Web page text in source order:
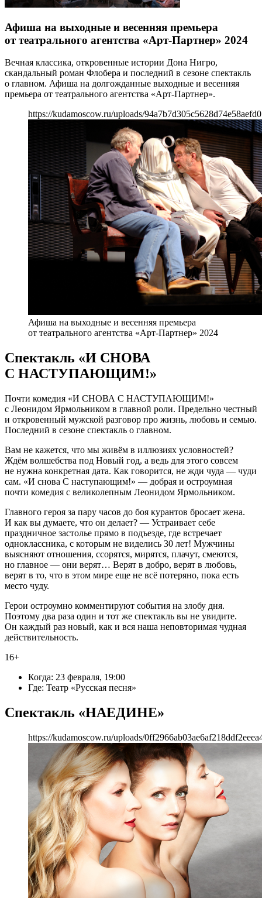
Афиша на выходные и весенняя премьера
от театрального агентства «Арт-Партнер» 2024
Вечная классика, откровенные истории Дона Нигро,
скандальный роман Флобера и последний в сезоне спектакль
о главном. Афиша на долгожданные выходные и весенняя
премьера от театрального агентства «Арт-Партнер».
https://kudamoscow.ru/uploads/
Афиша на выходные и весенняя премьера
от театрального агентства «Арт-Партнер» 2024
Спектакль «И СНОВА
С НАСТУПАЮЩИМ!»
Почти комедия «И СНОВА С НАСТУПАЮЩИМ!»
с Леонидом Ярмольником в главной роли. Предельно честный
и откровенный мужской разговор про жизнь, любовь и семью.
Последний в сезоне спектакль о главном.
Вам не кажется, что мы живём в иллюзиях условностей?
Ждём волшебства под Новый год, а ведь для этого совсем
не нужна конкретная дата. Как говорится, не жди чуда — чуди
сам. «И снова С наступающим!» — добрая и остроумная
почти комедия с великолепным Леонидом Ярмольником.
Главного героя за пару часов до боя курантов бросает жена.
И как вы думаете, что он делает? — Устраивает себе
праздничное застолье прямо в подъезде, где встречает
одноклассника, с которым не виделись 30 лет! Мужчины
выясняют отношения, ссорятся, мирятся, плачут, смеются,
но главное — они верят… Верят в добро, верят в любовь,
верят в то, что в этом мире еще не всё потеряно, пока есть
место чуду.
Герои остроумно комментируют события на злобу дня.
Поэтому два раза один и тот же спектакль вы не увидите.
Он каждый раз новый, как и вся наша неповторимая чудная
действительность.
16+
Когда: 23 февраля, 19:00
Где: Театр «Русская песня»
Спектакль «НАЕДИНЕ»
https://kudamoscow.ru/uploads/